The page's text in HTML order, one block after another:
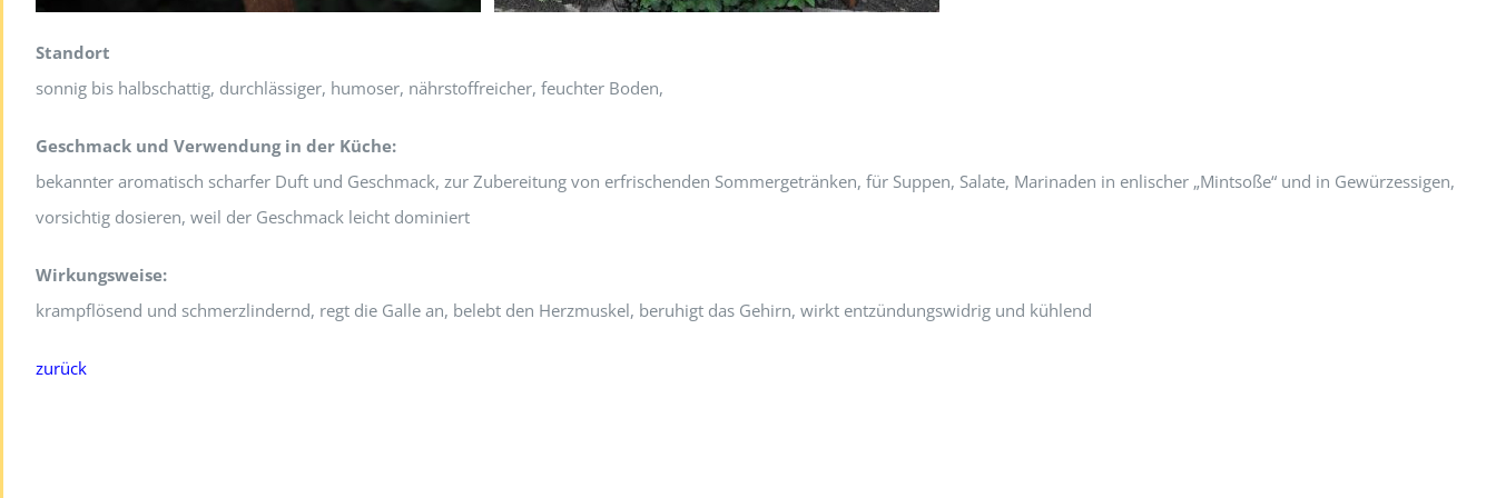
Standort
sonnig bis halbschattig, durchlässiger, humoser, nährstoffreicher, feuchter Boden,
Geschmack und Verwendung in der Küche:
bekannter aromatisch scharfer Duft und Geschmack, zur Zubereitung von erfrischenden Sommergetränken, für Suppen, Salate, Marinaden in enlischer „Mintsoße“ und in Gewürzessigen,
vorsichtig dosieren, weil der Geschmack leicht dominiert
Wirkungsweise:
krampflösend und schmerzlindernd, regt die Galle an, belebt den Herzmuskel, beruhigt das Gehirn, wirkt entzündungswidrig und kühlend
zurück